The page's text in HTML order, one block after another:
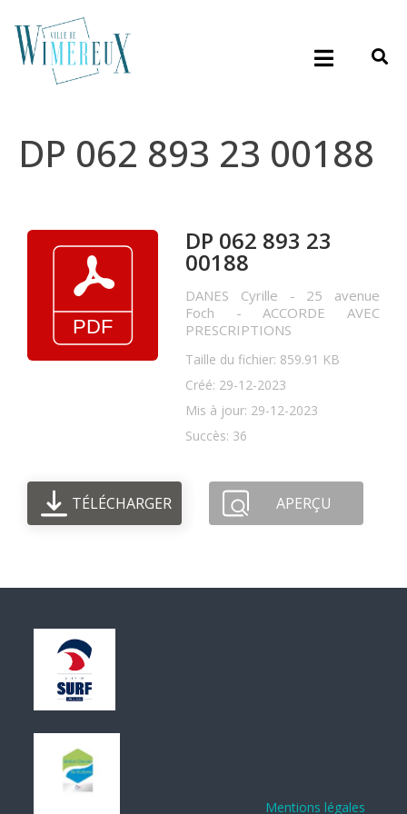
DP 062 893 23 00188
DP 062 893 23
00188
DANES Cyrille - 25 avenue
Foch - ACCORDE AVEC
PRESCRIPTIONS
Taille du fichier: 859.91 KB
Créé: 29-12-2023
Mis à jour: 29-12-2023
Succès: 36
TÉLÉCHARGER APERÇU
Mentions légales